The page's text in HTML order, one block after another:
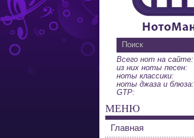
Всего нот на сайте:
из них ноты песен:
ноты классики:
ноты джаза и блюза:
GTP:
МЕНЮ
Главная